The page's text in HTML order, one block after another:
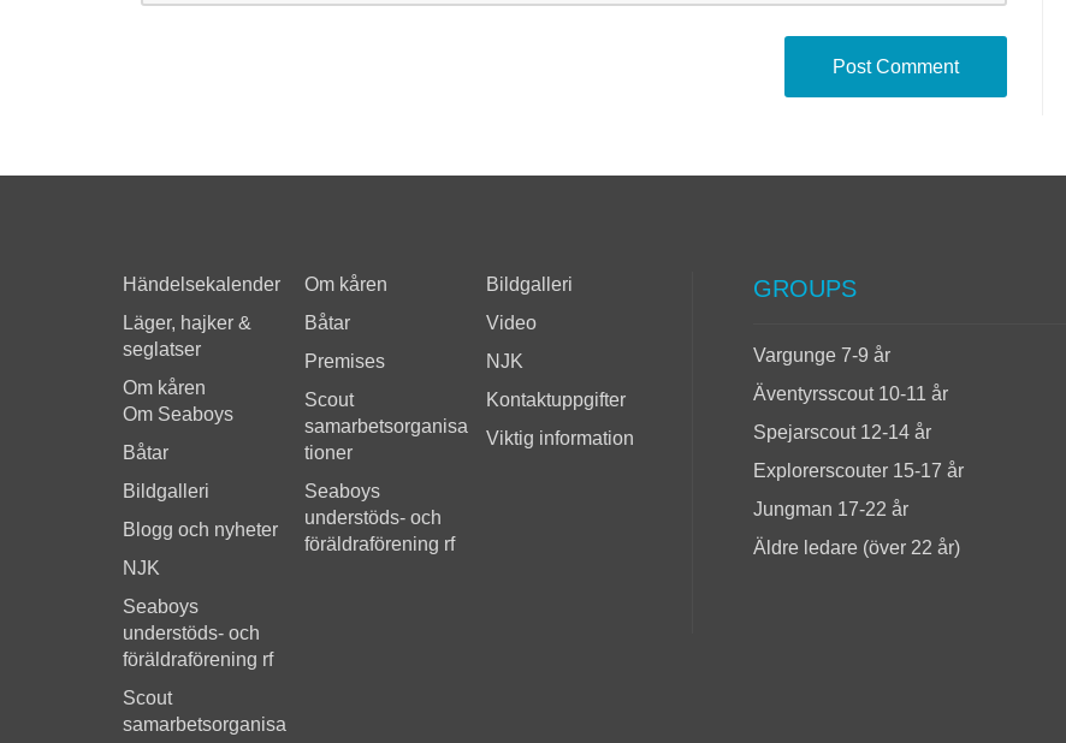
Händelsekalender
Läger, hajker &
seglatser
Om kåren
Om Seaboys
Båtar
Bildgalleri
Blogg och nyheter
NJK
Seaboys
understöds- och
föräldraförening rf
Scout
samarbetsorganisa
Om kåren
Båtar
Premises
Scout
samarbetsorganisa
tioner
Seaboys
understöds- och
föräldraförening rf
Bildgalleri
Video
NJK
Kontaktuppgifter
Viktig information
GROUPS
Vargunge 7-9 år
Äventyrsscout 10-11 år
Spejarscout 12-14 år
Explorerscouter 15-17 år
Jungman 17-22 år
Äldre ledare (över 22 år)